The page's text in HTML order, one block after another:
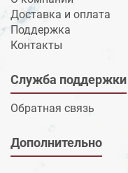
Доставка и оплата
Поддержка
Контакты
Служба поддержки
Обратная связь
Дополнительно